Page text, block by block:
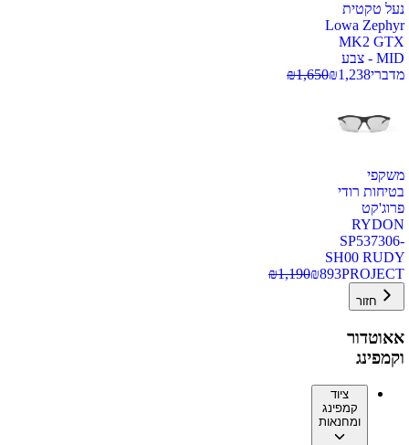
נעל טקטית
Lowa Zephyr
MK2 GTX
MID - צבע
מדברי
₪1,238
₪1,650
משקפי
בטיחות רודי
פרוג'קט
RYDON
SP537306-
SH00 RUDY
PROJECT
₪893
₪1,190
חזור
אאוטדור
וקמפינג
ציוד
קמפינג
ומחנאות